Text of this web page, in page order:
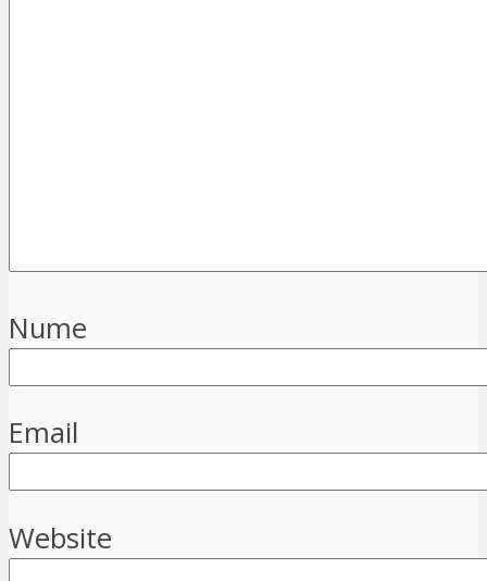
Nume
Email
Website